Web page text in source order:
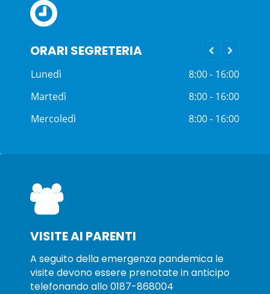
ORARI SEGRETERIA
Mercoledì
Giovedì
Venerdì
8:00 - 14:00
Lunedì
8:00 - 16:00
Martedì
8:00 - 16:00
Mercoledì
8:00 - 16:00
Lunedì
Martedì
Mercoledì
Giovedì
8:00 - 16:00
Venerdì
8:00 - 14:00
VISITE AI PARENTI
A seguito della emergenza pandemica le
visite devono essere prenotate in anticipo
telefonando allo 0187-868004